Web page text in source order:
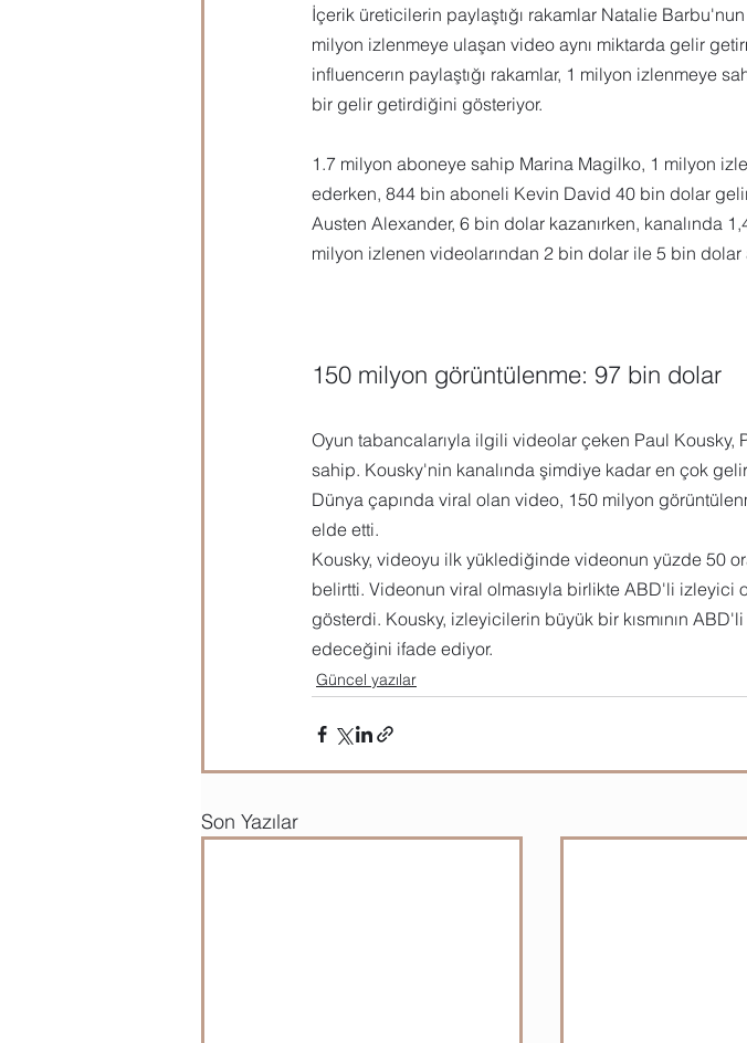
İçerik üreticilerin paylaştığı rakamlar Natalie
milyon izlenmeye ulaşan video aynı miktarda gelir
influencerın paylaştığı rakamlar, 1 milyon izlenmeye
bir gelir getirdiğini gösteriyor.
1.7 milyon aboneye sahip Marina Magilko, 1 milyon
ederken, 844 bin aboneli Kevin David 40 bin dolar
Austen Alexander, 6 bin dolar kazanırken, kanalında
milyon izlenen videolarından 2 bin dolar ile 5 bin dolar
150 milyon görüntülenme: 97 bin dolar
Oyun tabancalarıyla ilgili videolar çeken Paul Kousky,
sahip. Kousky'nin kanalında şimdiye kadar en çok
Dünya çapında viral olan video, 150 milyon
elde etti.
Kousky, videoyu ilk yüklediğinde videonun yüzde 50
belirtti. Videonun viral olmasıyla birlikte ABD'li izleyici
gösterdi. Kousky, izleyicilerin büyük bir kısmının
edeceğini ifade ediyor.
Güncel yazılar
Son Yazılar